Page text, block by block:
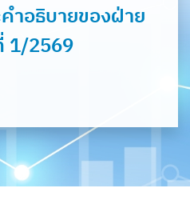
ำอธิบายของฝ่าย
1/2569